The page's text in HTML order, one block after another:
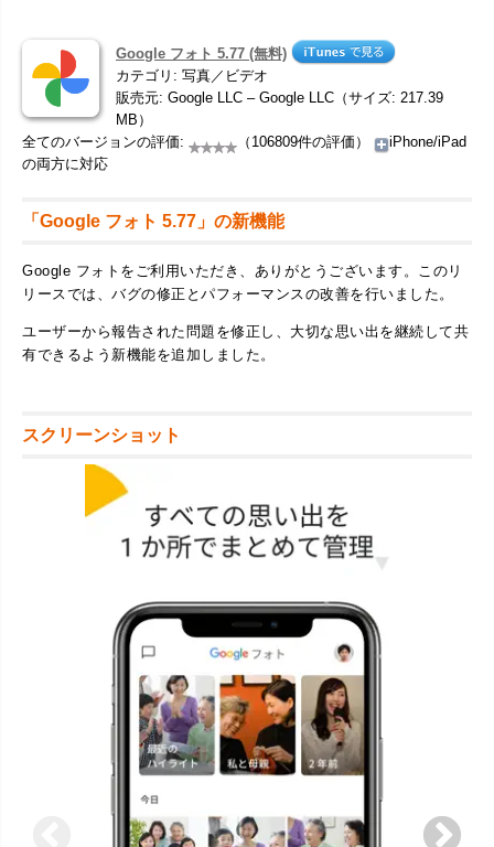
Google フォト 5.77 (無料)
カテゴリ: 写真／ビデオ
販売元: Google LLC – Google LLC（サイズ: 217.39
MB）
全てのバージョンの評価:
（106809件の評価）
iPhone/iPad
の両方に対応
「Google フォト 5.77」の新機能
Google フォトをご利用いただき、ありがとうございます。このリ
リースでは、バグの修正とパフォーマンスの改善を行いました。
ユーザーから報告された問題を修正し、大切な思い出を継続して共
有できるよう新機能を追加しました。
スクリーンショット